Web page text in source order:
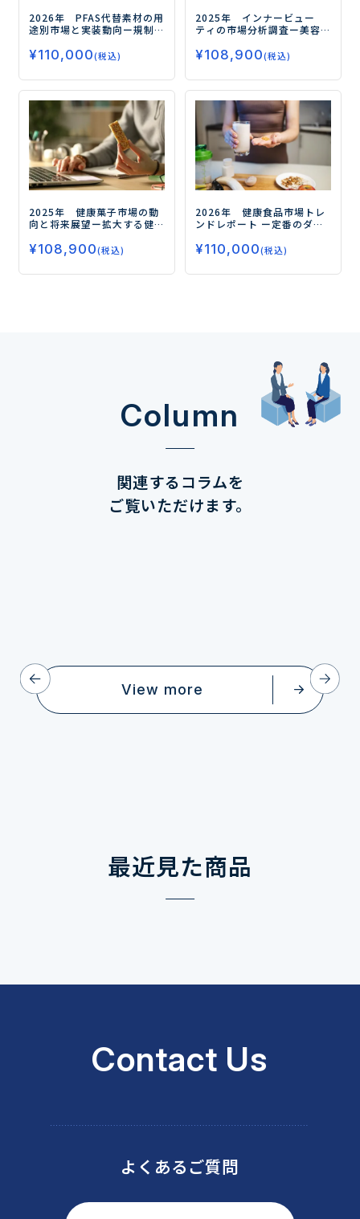
2026年 PFAS代替素材の用
途別市場と実装動向ー規制
実装力競争の勝ち筋ー
¥110,000(税込)
2025年 インナービュー
ティの市場分析調査ー美容
鍵ー
¥108,900(税込)
2025年 健康菓子市場の動
向と将来展望ー拡大する健
はー
¥108,900(税込)
2026年 健康食品市場トレ
ンドレポート ー定番のダイ
フェムケア、グミサプリまで
データで読み解く市場の未
来ー
¥110,000(税込)
Column
関連するコラムを
ご覧いただけます。
View more
最近見た商品
Contact Us
よくあるご質問